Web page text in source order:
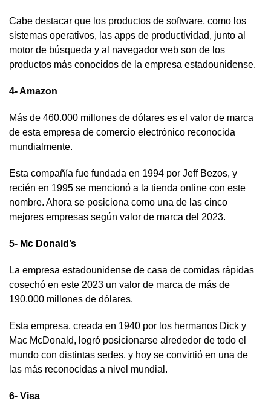
Cabe destacar que los productos de software, como los
sistemas operativos, las apps de productividad, junto al
motor de búsqueda y al navegador web son de los
productos más conocidos de la empresa estadounidense.
4- Amazon
Más de 460.000 millones de dólares es el valor de marca
de esta empresa de comercio electrónico reconocida
mundialmente.
Esta compañía fue fundada en 1994 por Jeff Bezos, y
recién en 1995 se mencionó a la tienda online con este
nombre. Ahora se posiciona como una de las cinco
mejores empresas según valor de marca del 2023.
5- Mc Donald’s
La empresa estadounidense de casa de comidas rápidas
cosechó en este 2023 un valor de marca de más de
190.000 millones de dólares.
Esta empresa, creada en 1940 por los hermanos Dick y
Mac McDonald, logró posicionarse alrededor de todo el
mundo con distintas sedes, y hoy se convirtió en una de
las más reconocidas a nivel mundial.
6- Visa